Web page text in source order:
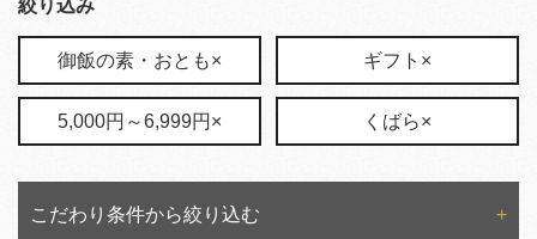
絞り込み
御飯の素・おとも× ギフト×
5,000円～6,999円× くばら×
こだわり条件から絞り込む